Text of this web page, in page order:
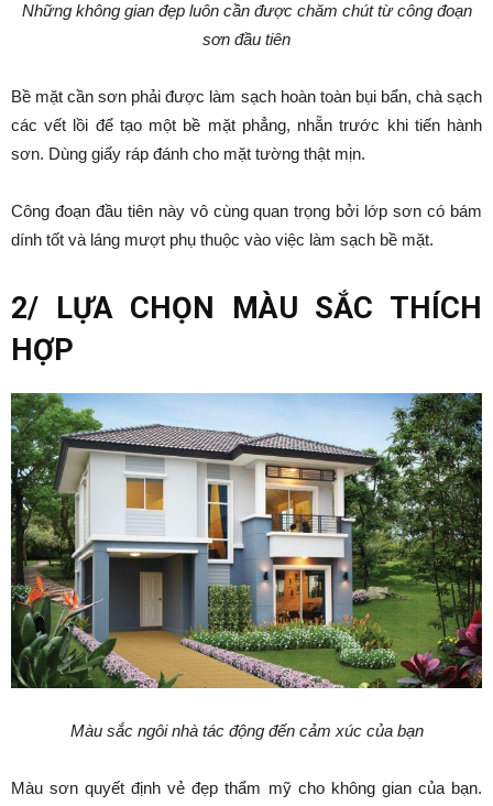
Những không gian đẹp luôn cần được chăm chút từ công đoạn
sơn đầu tiên
Bề mặt cần sơn phải được làm sạch hoàn toàn bụi bẩn, chà sạch
các vết lồi để tạo một bề mặt phẳng, nhẵn trước khi tiến hành
sơn. Dùng giấy ráp đánh cho mặt tường thật mịn.
Công đoạn đầu tiên này vô cùng quan trọng bởi lớp sơn có bám
dính tốt và láng mượt phụ thuộc vào việc làm sạch bề mặt.
2/ LỰA CHỌN MÀU SẮC THÍCH
HỢP
Màu sắc ngôi nhà tác động đến cảm xúc của bạn
Màu sơn quyết định vẻ đẹp thẩm mỹ cho không gian của bạn.